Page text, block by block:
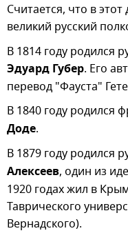
Считается, что в
великий русский
В 1814 году родился
Эдуард Губер. Его
перевод "Фауста"
В 1840 году родился
Доде.
В 1879 году родился
Алексеев, один из
1920 годах жил в
Таврического
Вернадского).